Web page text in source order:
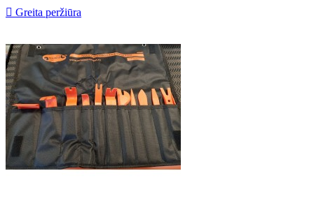
 Greita peržiūra